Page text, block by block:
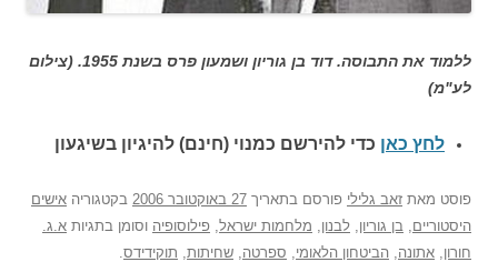
ללמוד את התבוסה. דוד בן גוריון ושמעון פרס בשנת 1955. (צילום
לע"מ)
לחץ כאן כדי להירשם כמנוי (חינם) להיגיון בשיגעון
פוסט מאת זאב גלילי פורסם בתאריך 27 באוקטובר 2006 בקטגוריה אישים
היסטוריים
בן גוריון לבנון מלחמות ישראל פילוסופיה וסומן בתגיות א.ג.
חורון אתונה הביטחון הלאומי ספרטה שחיתות תוקידידס